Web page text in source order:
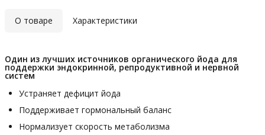
О товаре Характеристики
Один из лучших источников органического йода для
поддержки эндокринной, репродуктивной и нервной
систем
Устраняет дефицит йода
Поддерживает гормональный баланс
Нормализует скорость метаболизма